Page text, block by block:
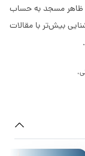
ظاهر مسجد به حساب
بیش‌تر با مقالات